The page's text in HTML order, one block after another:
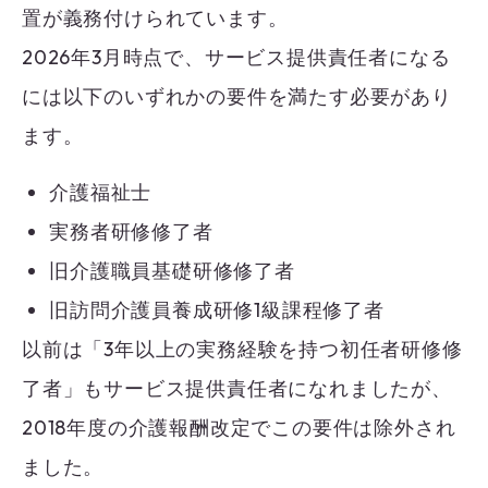
置が義務付けられています。
2026年3月時点で、サービス提供責任者になる
には以下のいずれかの要件を満たす必要があり
ます。
介護福祉士
実務者研修修了者
旧介護職員基礎研修修了者
旧訪問介護員養成研修1級課程修了者
以前は「3年以上の実務経験を持つ初任者研修修
了者」もサービス提供責任者になれましたが、
2018年度の介護報酬改定でこの要件は除外され
ました。